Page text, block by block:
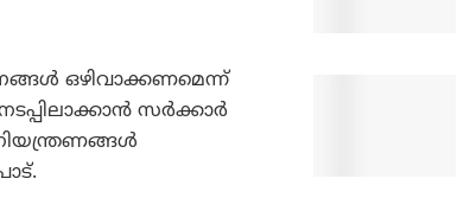
ഒഴിവാക്കണമെന്ന്
സര്‍ക്കാര്‍